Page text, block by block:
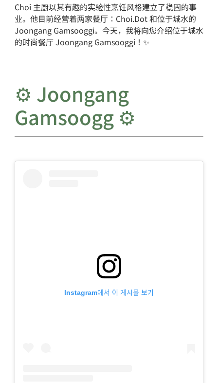
Choi 主厨以其有趣的实验性烹饪风格建立了稳固的事
业。他目前经营着两家餐厅：Choi.Dot 和位于城水的
Joongang Gamsooggi。今天，我将向您介绍位于城水
的时尚餐厅 Joongang Gamsooggi！✨
⚙️ Joongang
Gamsoogg ⚙️
Instagram에서 이 게시물 보기